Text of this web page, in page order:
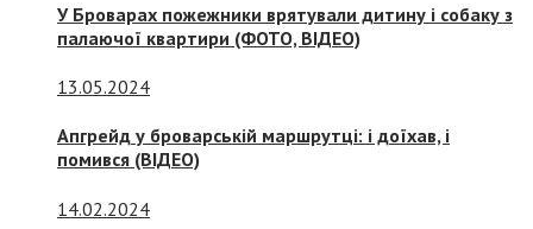
У Броварах пожежники врятували дитину і собаку з
палаючої квартири (ФОТО, ВІДЕО)
13.05.2024
Апгрейд у броварській маршрутці: і доїхав, і
помився (ВІДЕО)
14.02.2024